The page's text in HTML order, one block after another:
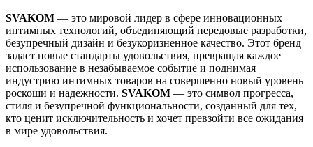
SVAKOM — это мировой лидер в сфере инновационных
интимных технологий, объединяющий передовые разработки,
безупречный дизайн и безукоризненное качество. Этот бренд
задает новые стандарты удовольствия, превращая каждое
использование в незабываемое событие и поднимая
индустрию интимных товаров на совершенно новый уровень
роскоши и надежности. SVAKOM — это символ прогресса,
стиля и безупречной функциональности, созданный для тех,
кто ценит исключительность и хочет превзойти все ожидания
в мире удовольствия.